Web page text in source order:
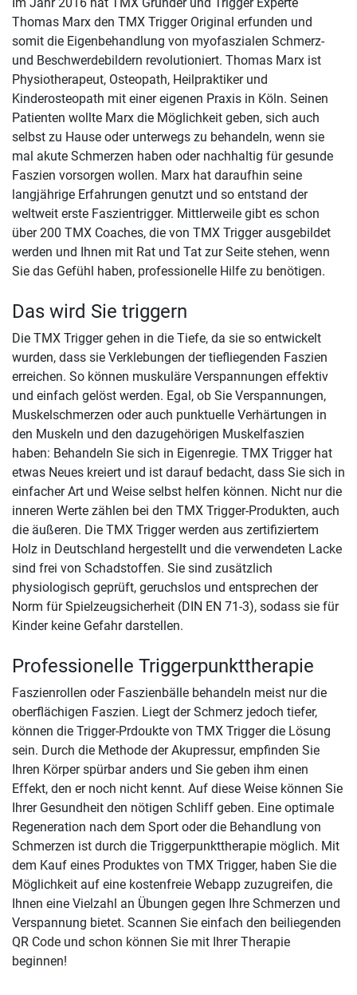
Thomas Marx den TMX Trigger Original erfunden und
somit die Eigenbehandlung von myofaszialen Schmerz-
und Beschwerdebildern revolutioniert. Thomas Marx ist
Physiotherapeut, Osteopath, Heilpraktiker und
Kinderosteopath mit einer eigenen Praxis in Köln. Seinen
Patienten wollte Marx die Möglichkeit geben, sich auch
selbst zu Hause oder unterwegs zu behandeln, wenn sie
mal akute Schmerzen haben oder nachhaltig für gesunde
Faszien vorsorgen wollen. Marx hat daraufhin seine
langjährige Erfahrungen genutzt und so entstand der
weltweit erste Faszientrigger. Mittlerweile gibt es schon
über 200 TMX Coaches, die von TMX Trigger ausgebildet
werden und Ihnen mit Rat und Tat zur Seite stehen, wenn
Sie das Gefühl haben, professionelle Hilfe zu benötigen.
Das wird Sie triggern
Die TMX Trigger gehen in die Tiefe, da sie so entwickelt
wurden, dass sie Verklebungen der tiefliegenden Faszien
erreichen. So können muskuläre Verspannungen effektiv
und einfach gelöst werden. Egal, ob Sie Verspannungen,
Muskelschmerzen oder auch punktuelle Verhärtungen in
den Muskeln und den dazugehörigen Muskelfaszien
haben: Behandeln Sie sich in Eigenregie. TMX Trigger hat
etwas Neues kreiert und ist darauf bedacht, dass Sie sich in
einfacher Art und Weise selbst helfen können. Nicht nur die
inneren Werte zählen bei den TMX Trigger-Produkten, auch
die äußeren. Die TMX Trigger werden aus zertifiziertem
Holz in Deutschland hergestellt und die verwendeten Lacke
sind frei von Schadstoffen. Sie sind zusätzlich
physiologisch geprüft, geruchslos und entsprechen der
Norm für Spielzeugsicherheit (DIN EN 71-3), sodass sie für
Kinder keine Gefahr darstellen.
Professionelle Triggerpunkttherapie
Faszienrollen oder Faszienbälle behandeln meist nur die
oberflächigen Faszien. Liegt der Schmerz jedoch tiefer,
können die Trigger-Prdoukte von TMX Trigger die Lösung
sein. Durch die Methode der Akupressur, empfinden Sie
Ihren Körper spürbar anders und Sie geben ihm einen
Effekt, den er noch nicht kennt. Auf diese Weise können Sie
Ihrer Gesundheit den nötigen Schliff geben. Eine optimale
Regeneration nach dem Sport oder die Behandlung von
Schmerzen ist durch die Triggerpunkttherapie möglich. Mit
dem Kauf eines Produktes von TMX Trigger, haben Sie die
Möglichkeit auf eine kostenfreie Webapp zuzugreifen, die
Ihnen eine Vielzahl an Übungen gegen Ihre Schmerzen und
Verspannung bietet. Scannen Sie einfach den beiliegenden
QR Code und schon können Sie mit Ihrer Therapie
beginnen!